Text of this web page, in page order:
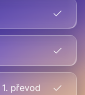
1. převod